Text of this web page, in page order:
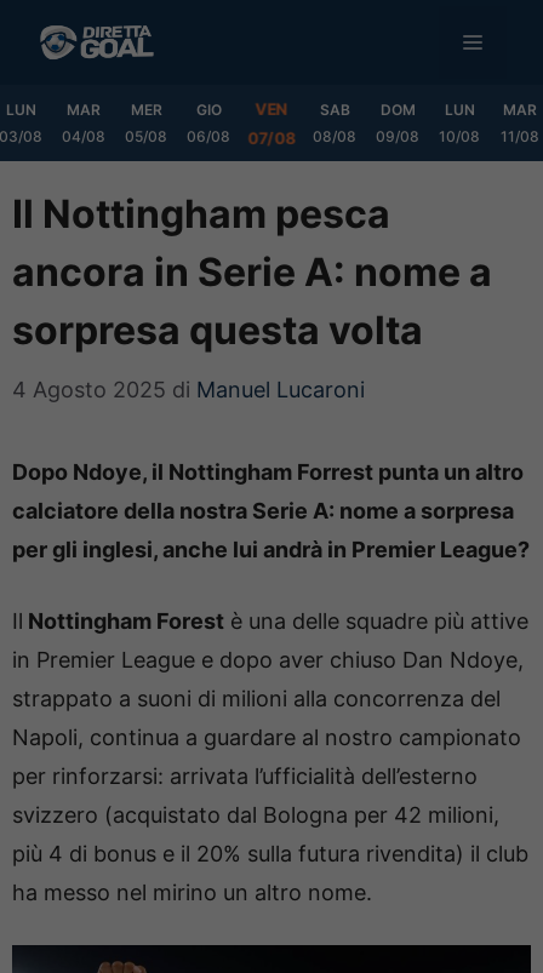
MENU
LUN
03/08
MAR
04/08
MER
05/08
GIO
06/08
VEN
07/08
SAB
08/08
DOM
09/08
LUN
10/08
MAR
11/08
Il Nottingham pesca
ancora in Serie A: nome a
sorpresa questa volta
4 Agosto 2025 di Manuel Lucaroni
Dopo Ndoye, il Nottingham Forrest punta un altro
calciatore della nostra Serie A: nome a sorpresa
per gli inglesi, anche lui andrà in Premier League?
Il Nottingham Forest è una delle squadre più attive
in Premier League e dopo aver chiuso Dan Ndoye,
strappato a suoni di milioni alla concorrenza del
Napoli, continua a guardare al nostro campionato
per rinforzarsi: arrivata l’ufficialità dell’esterno
svizzero (acquistato dal Bologna per 42 milioni,
più 4 di bonus e il 20% sulla futura rivendita) il club
ha messo nel mirino un altro nome.